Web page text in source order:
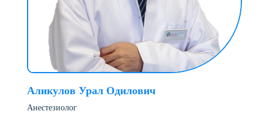
Аликулов Урал Одилович
Анестезиолог